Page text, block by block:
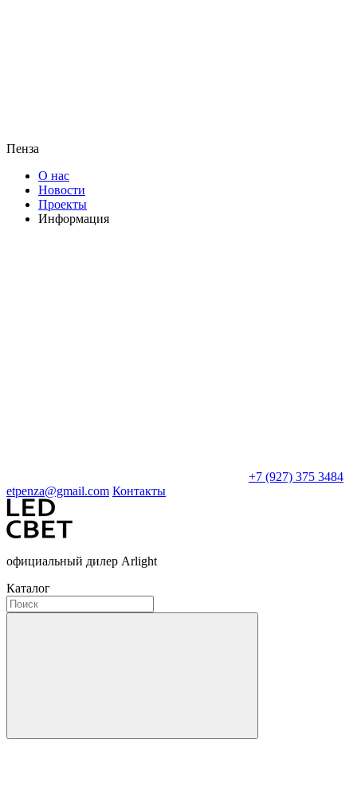
Пенза
О нас
Новости
Проекты
Информация
+7 (927) 375 3484
etpenza@gmail.com Контакты
официальный дилер Arlight
Каталог